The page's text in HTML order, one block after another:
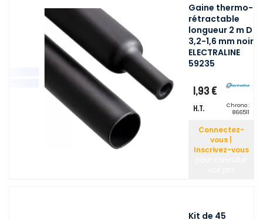
Gaine thermo-
rétractable
longueur 2 m D
3,2-1,6 mm noir
ELECTRALINE
59235
1,93 €
H.T.
Chrono :
866511
Connectez-
vous |
Inscrivez-vous
Kit de 45